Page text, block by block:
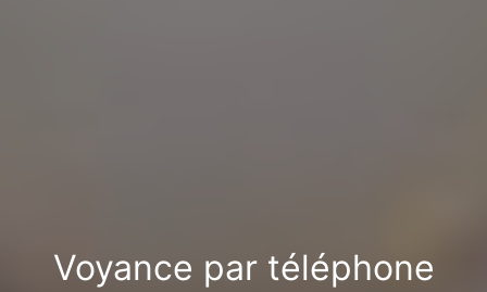
Voyance par téléphone